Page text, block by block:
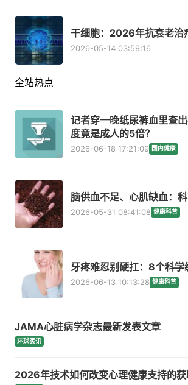
干细胞：2026年抗衰老治
2026-05-14 03:59:16
全站热点
记者穿一晚纸尿裤血里查
度竟是成人的5倍？
2026-06-18 17:21:09 国内健康
脑供血不足、心肌缺血：
2026-05-31 08:41:08 健康科普
牙疼难忍别硬扛：8个科学
2026-06-13 10:13:28 健康科普
JAMA心脏病学杂志最新发表文章
环球医讯
2026年技术如何改变心理健康支持的